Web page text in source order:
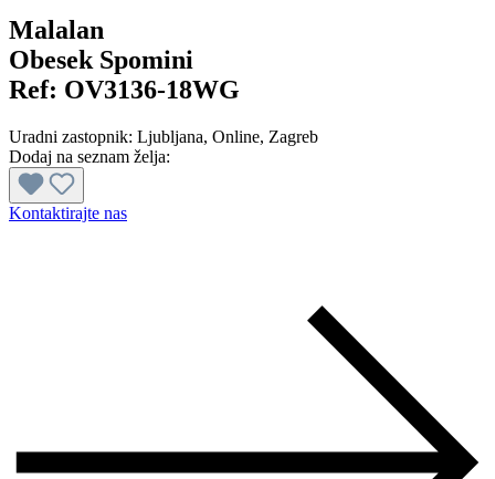
Malalan
Obesek Spomini
Ref: OV3136-18WG
Uradni zastopnik: Ljubljana, Online, Zagreb
Dodaj na seznam želja:
Kontaktirajte nas